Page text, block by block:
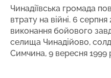
Чинадіївська громада
втрату на війні. 6
виконання бойового
селища Чинадійово,
Симчина, 9 вересня